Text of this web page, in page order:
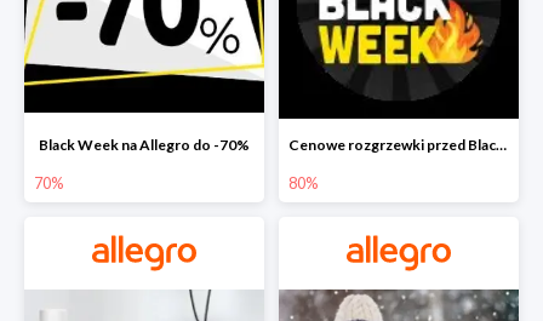
Black Week na Allegro do -70%
70%
Cenowe rozgrzewki przed Black Friday na Allegro do -80%
80%